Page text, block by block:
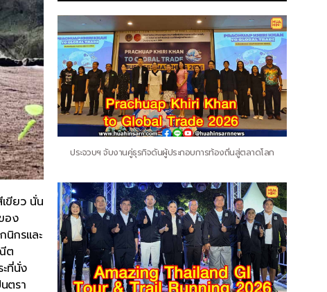
ขียว นั่น
อง
นิกรและ
ต
ที่นั่ง
ตรา
ประจวบฯ จับงานคู่ธุรกิจดันผู้ประกอบการท้องถิ่นสู่ตลาดโลก